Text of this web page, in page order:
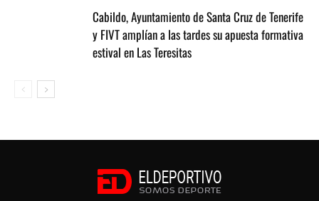
Cabildo, Ayuntamiento de Santa Cruz de Tenerife
y FIVT amplían a las tardes su apuesta formativa
estival en Las Teresitas